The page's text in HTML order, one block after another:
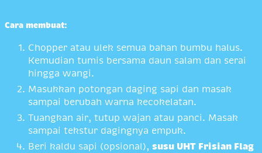
Cara membuat:
Chopper atau ulek semua bahan bumbu halus.
Kemudian tumis bersama daun salam dan serai
hingga wangi.
Masukkan potongan daging sapi dan masak
sampai berubah warna kecokelatan.
Tuangkan air, tutup wajan atau panci. Masak
sampai tekstur dagingnya empuk.
Beri kaldu sapi (opsional), susu UHT Frisian Flag